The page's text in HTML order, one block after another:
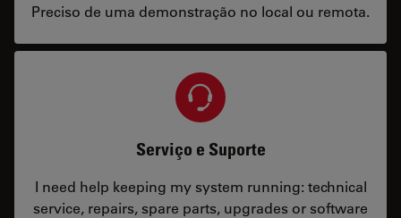
Preciso de uma demonstração no local ou remota.
Serviço e Suporte
I need help keeping my system running: technical
service, repairs, spare parts, upgrades or software